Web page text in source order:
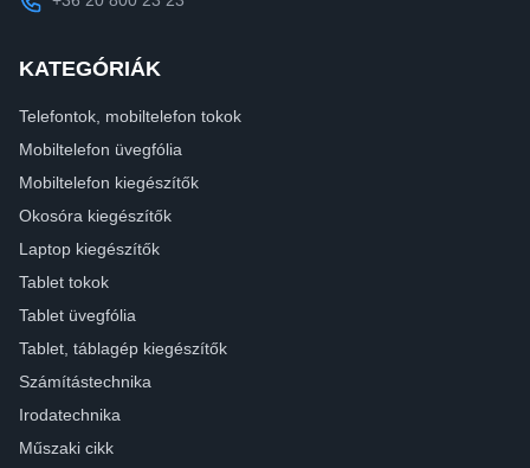
KATEGÓRIÁK
Telefontok, mobiltelefon tokok
Mobiltelefon üvegfólia
Mobiltelefon kiegészítők
Okosóra kiegészítők
Laptop kiegészítők
Tablet tokok
Tablet üvegfólia
Tablet, táblagép kiegészítők
Számítástechnika
Irodatechnika
Műszaki cikk